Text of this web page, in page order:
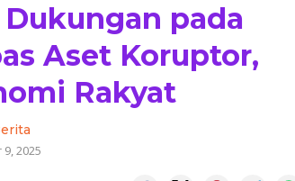
pada
Aset Koruptor,
Rakyat
2025